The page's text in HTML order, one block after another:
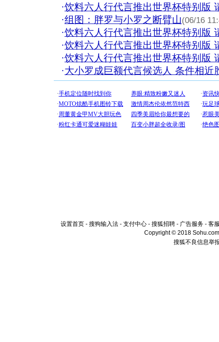
·饮料六人行代言推出世界杯特别版
·组图：胖罗与小罗之断臂山(06/16
·饮料六人行代言推出世界杯特别版
·饮料六人行代言推出世界杯特别版
·饮料六人行代言推出世界杯特别版
·大小罗成巨额代言候选人 条件相近
设置首页 - 搜狗输入法 - 支付中心 - 搜狐招聘 - 广告服务 - 客
Copyright © 2018
搜狐不良信息举